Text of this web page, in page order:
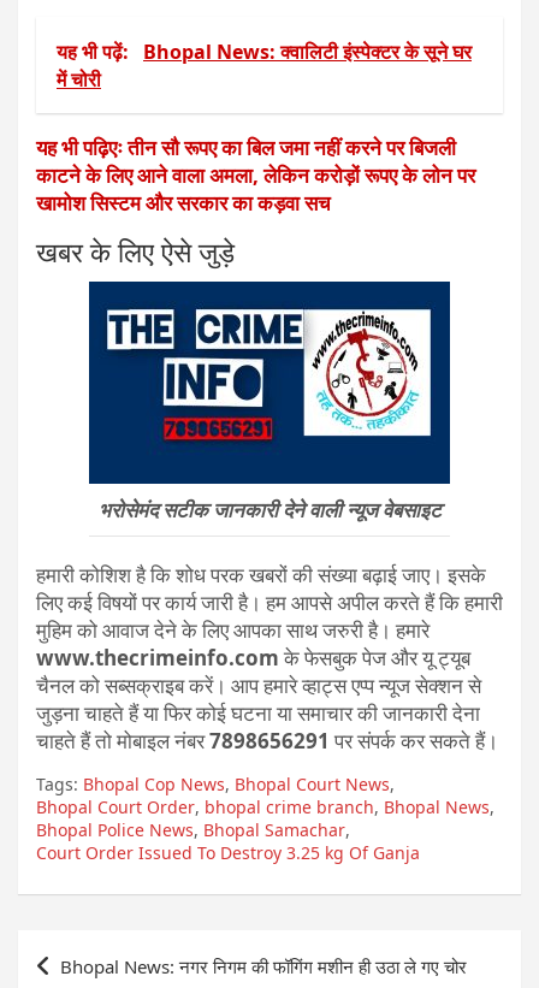
यह भी पढ़ें:
Bhopal News: क्वालिटी इंस्पेक्टर के सूने घर
में चोरी
यह भी पढ़िएः तीन सौ रूपए का बिल जमा नहीं करने पर बिजली
काटने के लिए आने वाला अमला, लेकिन करोड़ों रूपए के लोन पर
खामोश सिस्टम और सरकार का कड़वा सच
खबर के लिए ऐसे जुड़े
भरोसेमंद सटीक जानकारी देने वाली न्यूज वेबसाइट
हमारी कोशिश है कि शोध परक खबरों की संख्या बढ़ाई जाए। इसके
लिए कई विषयों पर कार्य जारी है। हम आपसे अपील करते हैं कि हमारी
मुहिम को आवाज देने के लिए आपका साथ जरुरी है। हमारे
www.thecrimeinfo.comके फेसबुक पेज और यू ट्यूब
चैनल को सब्सक्राइब करें। आप हमारे व्हाट्स एप्प न्यूज सेक्शन से
जुड़ना चाहते हैं या फिर कोई घटना या समाचार की जानकारी देना
चाहते हैं तो मोबाइल नंबर7898656291 पर संपर्क कर सकते हैं।
Tags: Bhopal Cop News, Bhopal Court News,
Bhopal Court Order, bhopal crime branch, Bhopal News,
Bhopal Police News, Bhopal Samachar,
Court Order Issued To Destroy 3.25 kg Of Ganja
PostBhopal News: नगर निगम की फॉगिंग मशीन ही उठा ले गए चोर